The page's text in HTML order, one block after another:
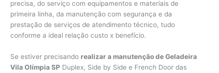
precisa, do serviço com equipamentos e materiais de
primeira linha, da manutenção com segurança e da
prestação de serviços de atendimento técnico, tudo
conforme a ideal relação custo x benefício.
Se estiver precisando realizar a manutenção de Geladeira
Vila Olímpia SP Duplex, Side by Side e French Door das